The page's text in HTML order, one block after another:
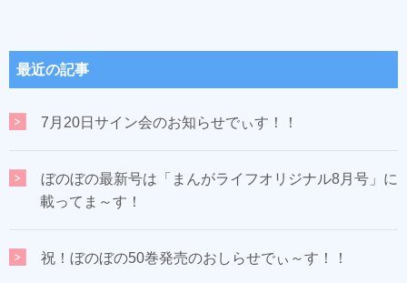
最近の記事
7月20日サイン会のお知らせでぃす！！
ぼのぼの最新号は「まんがライフオリジナル8月号」に
載ってま～す！
祝！ぼのぼの50巻発売のおしらせでぃ～す！！